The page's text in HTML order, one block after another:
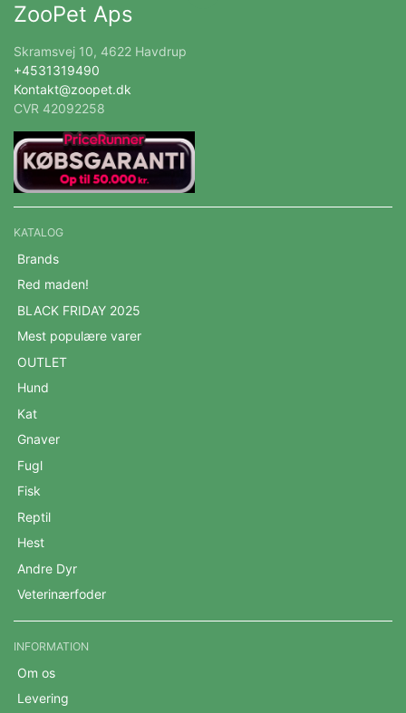
ZooPet Aps
Skramsvej 10, 4622 Havdrup
+4531319490
Kontakt@zoopet.dk
CVR 42092258
KATALOG
Brands
Red maden!
BLACK FRIDAY 2025
Mest populære varer
OUTLET
Hund
Kat
Gnaver
Fugl
Fisk
Reptil
Hest
Andre Dyr
Veterinærfoder
INFORMATION
Om os
Levering